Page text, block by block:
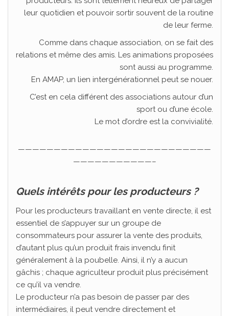
leur quotidien et pouvoir sortir souvent de la routine
de leur ferme.
Comme dans chaque association, on se fait des
relations et même des amis. Les animations proposées
sont aussi au programme.
En AMAP, un lien intergénérationnel peut se nouer.
C’est en cela différent des associations autour d’un
sport ou d’une école.
Le mot d’ordre est la convivialité.
———————————————————————————
———————————–
Quels intérêts pour les producteurs ?
Pour les producteurs travaillant en vente directe, il est
essentiel de s’appuyer sur un groupe de
consommateurs pour assurer la vente des produits,
d’autant plus qu’un produit frais invendu finit
généralement à la poubelle. Ainsi, il n’y a aucun
gâchis ; chaque agriculteur produit plus précisément
ce qu’il va vendre.
Le producteur n’a pas besoin de passer par des
intermédiaires, il peut vendre directement et